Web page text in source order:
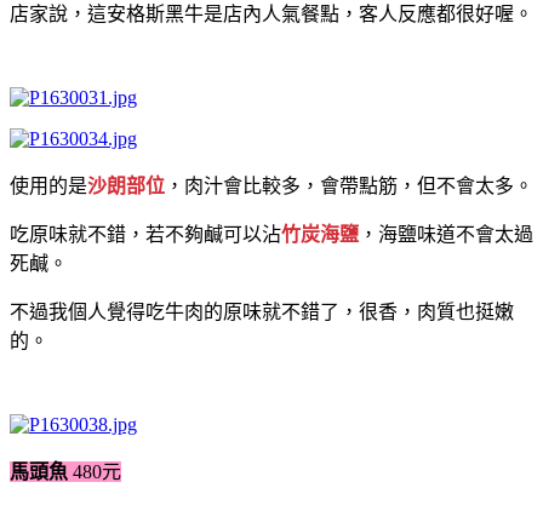
店家說，這安格斯黑牛是店內人氣餐點，客人反應都很好喔。
使用的是沙朗部位 ，肉汁會比較多，會帶點筋，但不會太多。
吃原味就不錯，若不夠鹹可以沾竹炭海鹽 ，海鹽味道不會太過
死鹹。
不過我個人覺得吃牛肉的原味就不錯了，很香，肉質也挺嫩
的。
馬頭魚 480元